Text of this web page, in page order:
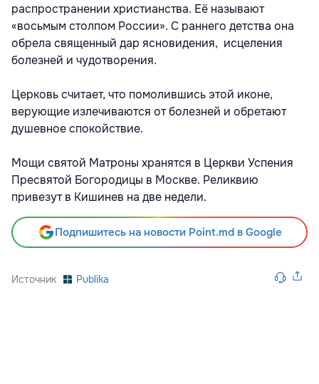
распространении христианства. Её называют
«восьмым столпом России». С раннего детства она
обрела священный дар ясновидения, исцеления
болезней и чудотворения.
Церковь считает, что помолившись этой иконе,
верующие излечиваются от болезней и обретают
душевное спокойствие.
Мощи святой Матроны хранятся в Церкви Успения
Пресвятой Богородицы в Москве. Реликвию
привезут в Кишинев на две недели.
Подпишитесь на новости Point.md в Google
Источник Publika